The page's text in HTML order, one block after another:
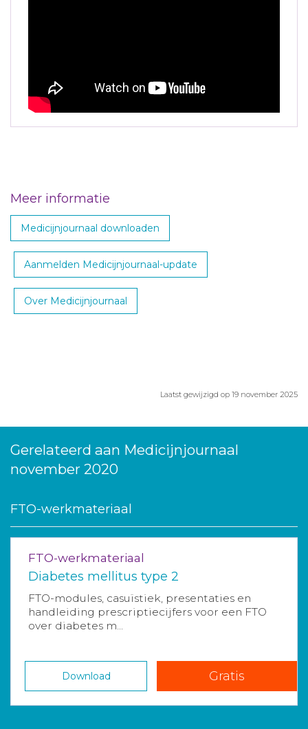
Meer informatie
Medicijnjournaal downloaden
Aanmelden Medicijnjournaal-update
Over Medicijnjournaal
Laatst gewijzigd op 19 november 2025
Gerelateerd aan Medicijnjournaal
november 2020
FTO-werkmateriaal
FTO-werkmateriaal
Diabetes mellitus type 2
FTO-modules, casuïstiek, presentaties en
handleiding prescriptiecijfers voor een FTO
over diabetes m...
Download Gratis